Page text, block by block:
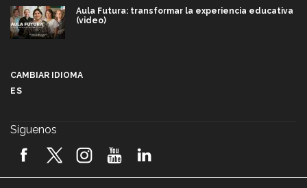
Aula Futura: transformar la experiencia educativa
(video)
2026! (video)
CAMBIAR IDIOMA
ES
Síguenos